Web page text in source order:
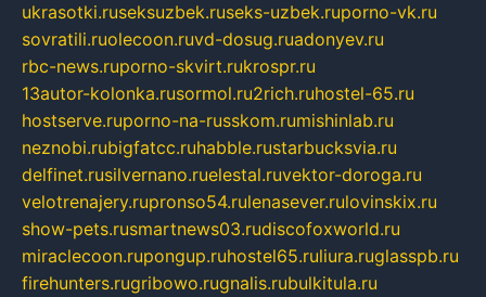
ukrasotki.ruseksuzbek.ruseks-uzbek.ruporno-vk.ru
sovratili.ruolecoon.ruvd-dosug.ruadonyev.ru
rbc-news.ruporno-skvirt.rukrospr.ru
13autor-kolonka.rusormol.ru2rich.ruhostel-65.ru
hostserve.ruporno-na-russkom.rumishinlab.ru
neznobi.rubigfatcc.ruhabble.rustarbucksvia.ru
delfinet.rusilvernano.ruelestal.ruvektor-doroga.ru
velotrenajery.rupronso54.rulenasever.rulovinskix.ru
show-pets.rusmartnews03.rudiscofoxworld.ru
miraclecoon.rupongup.ruhostel65.ruliura.ruglasspb.ru
firehunters.rugribowo.rugnalis.rubulkitula.ru